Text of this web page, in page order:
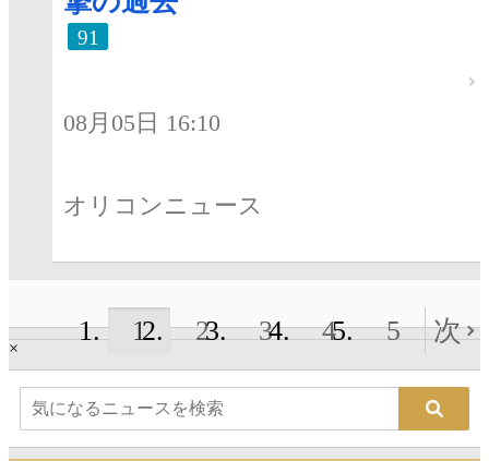
91
08月05日 16:10
オリコンニュース
1 2 3 4 5 次
×